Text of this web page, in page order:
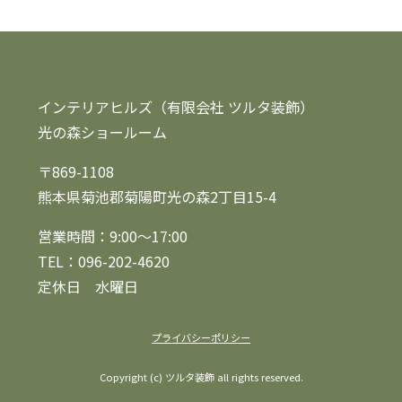
インテリアヒルズ（有限会社 ツルタ装飾）
光の森ショールーム
〒869-1108
熊本県菊池郡菊陽町光の森2丁目15-4
営業時間：9:00～17:00
TEL：096-202-4620
定休日 水曜日
プライバシーポリシー
Copyright (c) ツルタ装飾 all rights reserved.